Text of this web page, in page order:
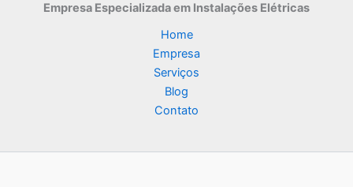
Empresa Especializadaem Instalações Elétricas
Home
Empresa
Serviços
Blog
Contato